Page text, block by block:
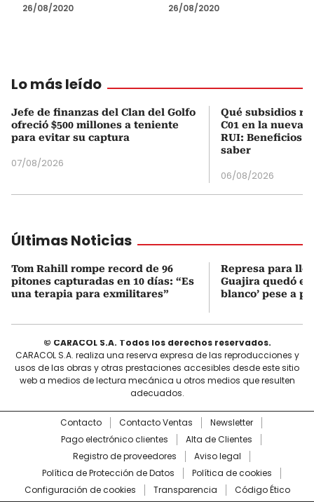
26/08/2020 26/08/2020
Lo más leído
Jefe de finanzas del Clan del Golfo
ofreció $500 millones a teniente
para evitar su captura
07/08/2026
Qué subsidios
C01 en la nueva
RUI: Beneficios
saber
06/08/2026
Últimas Noticias
Tom Rahill rompe record de 96
pitones capturadas en 10 días: “Es
una terapia para exmilitares”
Represa para
Guajira quedó en
blanco’ pese a
© CARACOL S.A. Todos los derechos reservados.
CARACOL S.A. realiza una reserva expresa de las reproducciones y
usos de las obras y otras prestaciones accesibles desde este sitio
web a medios de lectura mecánica u otros medios que resulten
adecuados.
Contacto Contacto Ventas
Newsletter
Pago electrónico clientes
Alta de Clientes
Registro de proveedores
Aviso legal
Política de Protección de Datos
Política de cookies
Configuración de cookies
Transparencia Código Ético